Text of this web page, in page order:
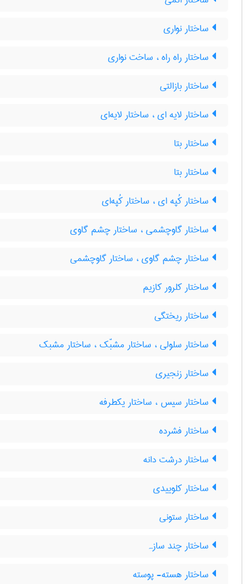
ساختار نواری
ساختار راه راه ، ساخت نواری
ساختار بازالتی
ساختار لایه ای ، ساختار لایه‌ای
ساختار بتا
ساختار بتا
ساختار کُپه ای ، ساختار کُپه‌ای
ساختار گاوچشمی ، ساختار چشم گاوی
ساختار چشم گاوی ، ساختار گاوچشمی
ساختار کلرور کازیم
ساختار ریختگی
ساختار سلولی ، ساختار مشبّک ، ساختار مشبک
ساختار زنجیری
ساختار سیس ، ساختار یکطرفه
ساختار فشرده
ساختار درشت دانه
ساختار کلوییدی
ساختار ستونی
ساختار چند سازہ
ساختار هسته- پوسته